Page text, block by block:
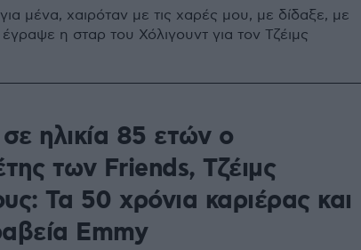
μένα, χαιρόταν με τις χαρές μου, με δίδαξε, με
η σταρ του Χόλιγουντ για τον Τζέιμς
ηλικία 85 ετών ο
των Friends, Τζέιμς
Τα 50 χρόνια καριέρας και
Emmy